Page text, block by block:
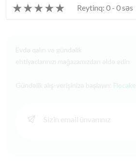
★★★★★ Reytinq: 0 - 0 səs
Evdə qalın və gündəlik
ehtiyaclarınızı mağazamızdan əldə edin
Gündəlik alış-verişinizə başlayın: Flocake